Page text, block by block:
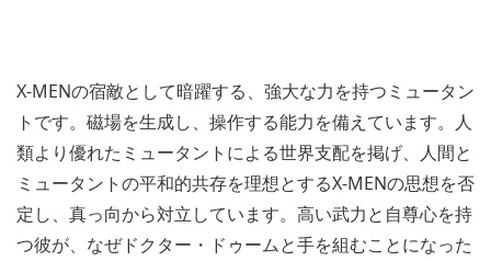
X-MENの宿敵として暗躍する、強大な力を持つミュータン
トです。磁場を生成し、操作する能力を備えています。人
類より優れたミュータントによる世界支配を掲げ、人間と
ミュータントの平和的共存を理想とするX-MENの思想を否
定し、真っ向から対立しています。高い武力と自尊心を持
つ彼が、なぜドクター・ドゥームと手を組むことになった